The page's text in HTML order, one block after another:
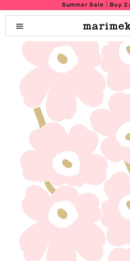
Summer Sale｜Buy